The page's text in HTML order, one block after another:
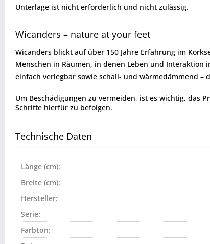
Unterlage ist nicht erforderlich und nicht zulässig.
Wicanders – nature at your feet
Wicanders blickt auf über 150 Jahre Erfahrung im
Menschen in Räumen, in denen Leben und Interaktion
einfach verlegbar sowie schall- und wärmedämmend –
Um Beschädigungen zu vermeiden, ist es wichtig, das
Schritte hierfür zu befolgen.
Technische Daten
Länge (cm):
Breite (cm):
Hersteller:
Serie:
Farbton: